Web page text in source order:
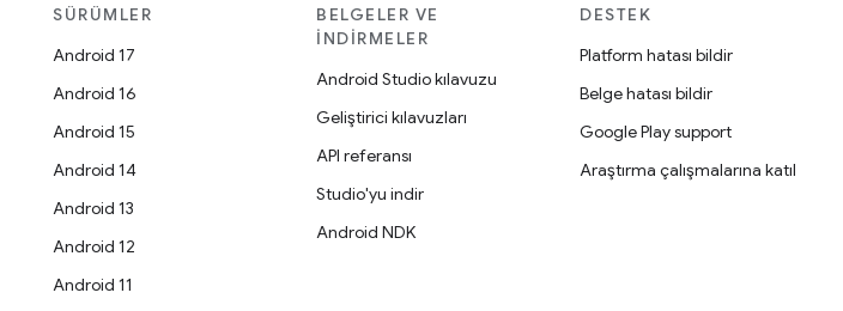
SÜRÜMLER
Android 17
Android 16
Android 15
Android 14
Android 13
Android 12
Android 11
BELGELER VE
İNDIRMELER
Android Studio kılavuzu
Geliştirici kılavuzları
API referansı
Studio'yu indir
Android NDK
DESTEK
Platform hatası bildir
Belge hatası bildir
Google Play support
Araştırma çalışmalarına katıl